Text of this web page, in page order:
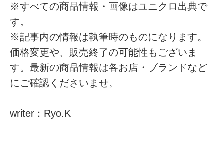
※すべての商品情報・画像はユニクロ出典で
す。
※記事内の情報は執筆時のものになります。
価格変更や、販売終了の可能性もございま
す。最新の商品情報は各お店・ブランドなど
にご確認くださいませ。
writer：Ryo.K